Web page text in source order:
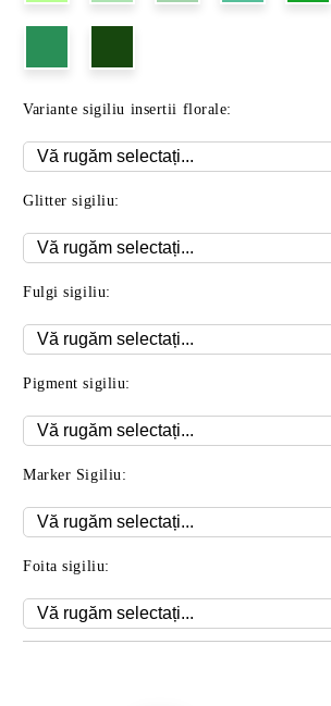
Variante sigiliu insertii florale:
Glitter sigiliu:
Fulgi sigiliu:
Pigment sigiliu:
Marker Sigiliu:
Foita sigiliu: